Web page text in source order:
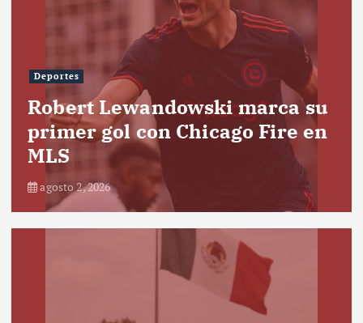
Deportes
Robert Lewandowski marca su
primer gol con Chicago Fire en
MLS
agosto 2, 2026